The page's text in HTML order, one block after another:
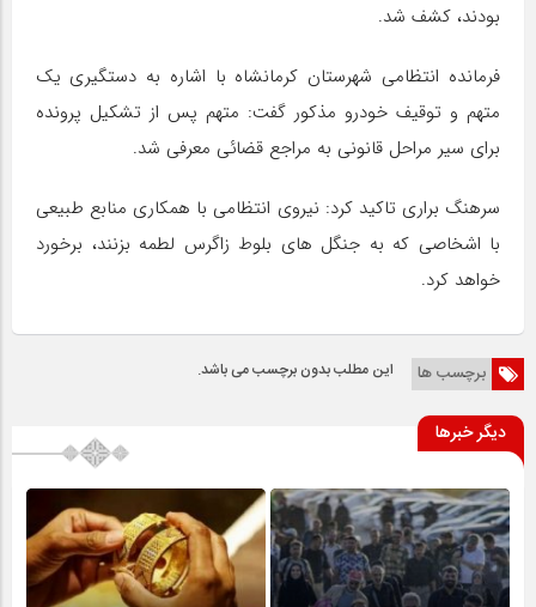
بودند، کشف شد.
فرمانده انتظامی شهرستان کرمانشاه با اشاره به دستگیری یک
متهم و توقیف خودرو مذکور گفت: متهم پس از تشکیل پرونده
برای سیر مراحل قانونی به مراجع قضائی معرفی شد.
سرهنگ براری تاکید کرد: نیروی انتظامی با همکاری منابع طبیعی
با اشخاصی که به جنگل های بلوط زاگرس لطمه بزنند، برخورد
خواهد کرد.
برچسب ها این مطلب بدون برچسب می باشد.
دیگر خبرها